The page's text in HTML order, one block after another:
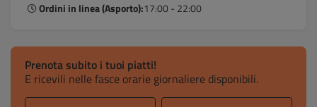
Ordini in linea (Asporto):17:00 - 22:00
Prenota subito i tuoi piatti!
E ricevili nelle fasce orarie giornaliere disponibili.